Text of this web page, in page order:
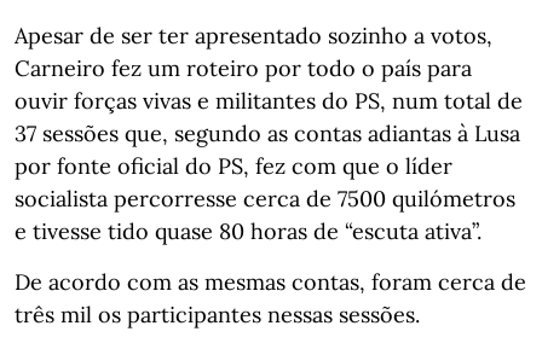
Apesar de ser ter apresentado sozinho a votos,
Carneiro fez um roteiro por todo o país para
ouvir forças vivas e militantes do PS, num total de
37 sessões que, segundo as contas adiantas à Lusa
por fonte oficial do PS, fez com que o líder
socialista percorresse cerca de 7500 quilómetros
e tivesse tido quase 80 horas de “escuta ativa”.
De acordo com as mesmas contas, foram cerca de
três mil os participantes nessas sessões.